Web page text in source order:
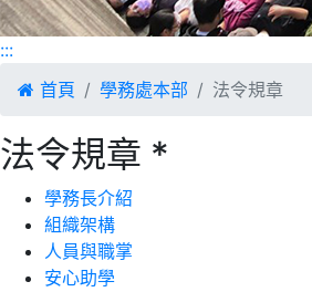
:::
首頁
學務處本部 法令規章
法令規章 *
學務長介紹
組織架構
人員與職掌
安心助學